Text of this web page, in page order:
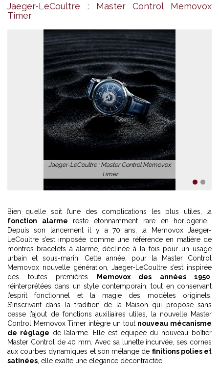
Jaeger-LeCoultre : Master Control Memovox
Timer
Jaeger-LeCoultre : Master Control Memovox
Timer
Bien qu’elle soit l’une des complications les plus utiles, la
fonction alarme reste étonnamment rare en horlogerie.
Depuis son lancement il y a 70 ans, la Memovox Jaeger-
LeCoultre s’est imposée comme une référence en matière de
montres-bracelets à alarme, déclinée à la fois pour un usage
urbain et sous-marin. Cette année, pour la Master Control
Memovox nouvelle génération, Jaeger-LeCoultre s’est inspirée
des toutes premières
Memovox des années 1950,
réinterprétées dans un style contemporain, tout en conservant
l’esprit fonctionnel et la magie des modèles originels.
S’inscrivant dans la tradition de la Maison qui propose sans
cesse l’ajout de fonctions auxiliaires utiles, la nouvelle Master
Control Memovox Timer intègre un tout nouveau mécanisme
de réglage de l’alarme. Elle est équipée du nouveau boîtier
Master Control de 40 mm. Avec sa lunette incurvée, ses cornes
aux courbes dynamiques et son mélange de finitions polies et
satinées, elle exalte une élégance décontractée.